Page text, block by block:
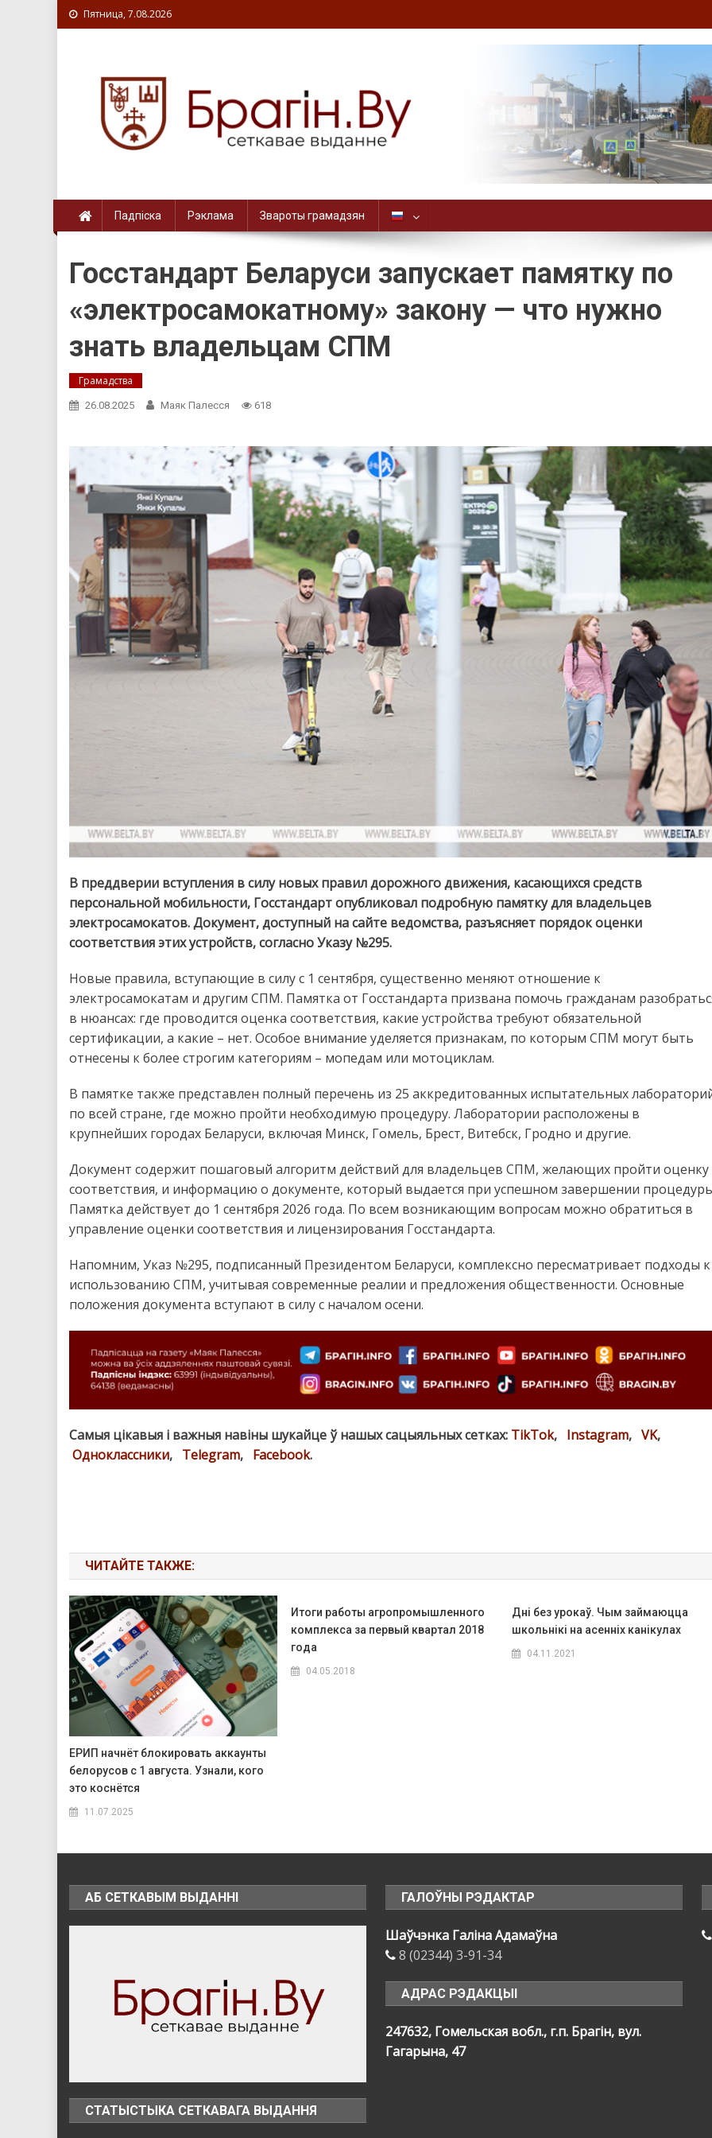
Пятница, 7.08.2026
Падпіска Рэклама Звароты грамадзян
Госстандарт Беларуси запускает памятку по
«электросамокатному» закону — что нужно
знать владельцам СПМ
Грамадства
26.08.2025 Маяк Палесся 618
В преддверии вступления в силу новых правил дорожного движения, касающихся средств
персональной мобильности, Госстандарт опубликовал подробную памятку для владельцев
электросамокатов. Документ, доступный на сайте ведомства, разъясняет порядок оценки
соответствия этих устройств, согласно Указу №295.
Новые правила, вступающие в силу с 1 сентября, существенно меняют отношение к
электросамокатам и другим СПМ. Памятка от Госстандарта призвана помочь гражданам
в нюансах: где проводится оценка соответствия, какие устройства требуют обязательной
сертификации, а какие – нет. Особое внимание уделяется признакам, по которым СПМ могут быть
отнесены к более строгим категориям – мопедам или мотоциклам.
В памятке также представлен полный перечень из 25 аккредитованных испытательных
по всей стране, где можно пройти необходимую процедуру. Лаборатории расположены в
крупнейших городах Беларуси, включая Минск, Гомель, Брест, Витебск, Гродно и другие.
Документ содержит пошаговый алгоритм действий для владельцев СПМ, желающих пройти оценку
соответствия, и информацию о документе, который выдается при успешном завершении
Памятка действует до 1 сентября 2026 года. По всем возникающим вопросам можно обратиться в
управление оценки соответствия и лицензирования Госстандарта.
Напомним, Указ №295, подписанный Президентом Беларуси, комплексно пересматривает подходы к
использованию СПМ, учитывая современные реалии и предложения общественности. Основные
положения документа вступают в силу с началом осени.
Самыя цікавыя і важныя навіны шукайце ў нашых сацыяльных сетках: TikTok, Instagram, VK,
Одноклассники, Telegram, Facebook.
ЧИТАЙТЕ ТАКЖЕ:
ЕРИП начнёт блокировать аккаунты
белорусов с 1 августа. Узнали, кого
это коснётся
11.07.2025
Итоги работы агропромышленного
комплекса за первый квартал 2018
года
04.05.2018
Дні без урокаў. Чым займаюцца
школьнікі на асенніх канікулах
04.11.2021
АБ СЕТКАВЫМ ВЫДАННІ
СТАТЫСТЫКА СЕТКАВАГА ВЫДАННЯ
ГАЛОЎНЫ РЭДАКТАР
Шаўчэнка Галіна Адамаўна
8 (02344) 3-91-34
АДРАС РЭДАКЦЫІ
247632, Гомельская вобл., г.п. Брагін, вул.
Гагарына, 47